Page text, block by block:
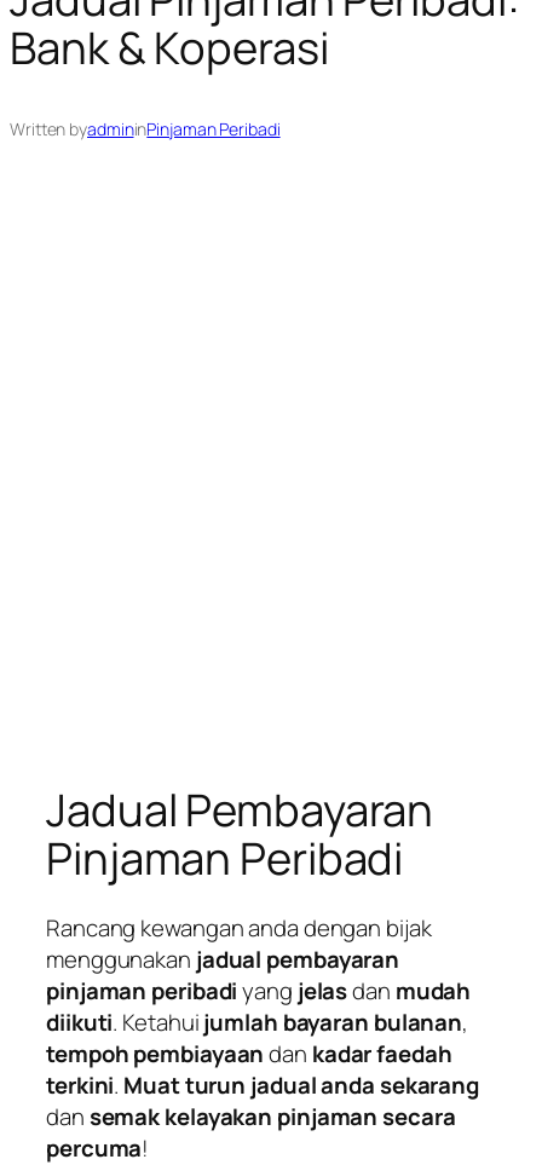
Bank & Koperasi
Written byadmininPinjaman Peribadi
Jadual Pembayaran
Pinjaman Peribadi
Rancang kewangan anda dengan bijak
menggunakan jadual pembayaran
pinjaman peribadiyang jelasdan mudah
diikuti. Ketahuijumlah bayaran bulanan,
tempoh pembiayaandan kadar faedah
terkini. Muat turun jadual anda sekarang
dan semak kelayakan pinjaman secara
percuma!